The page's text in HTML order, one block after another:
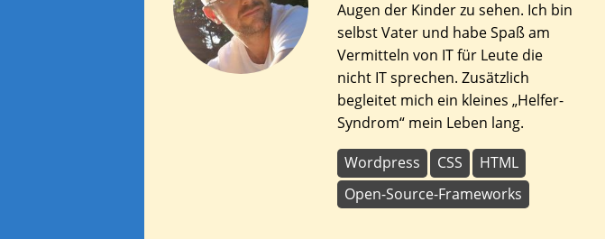
Augen der Kinder zu sehen. Ich bin
selbst Vater und habe Spaß am
Vermitteln von IT für Leute die
nicht IT sprechen. Zusätzlich
begleitet mich ein kleines „Helfer-
Syndrom“ mein Leben lang.
Wordpress CSS
HTML
Open-Source-Frameworks